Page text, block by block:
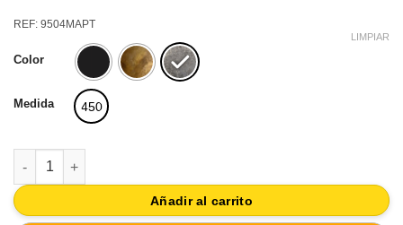
original
era:
REF: 9504MAPT
Color
Medida 450
LIMPIAR
PERCHA PARED MADERA MANGO 4 GANCHOS METAL
Añadir al carrito